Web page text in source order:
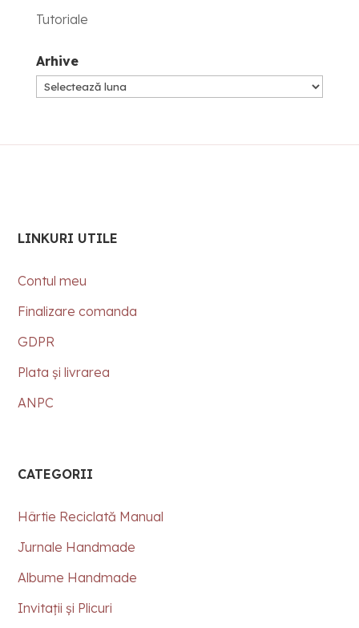
Tutoriale
Arhive
Arhive
LINKURI UTILE
Contul meu
Finalizare comanda
GDPR
Plata și livrarea
ANPC
CATEGORII
Hârtie Reciclată Manual
Jurnale Handmade
Albume Handmade
Invitații și Plicuri